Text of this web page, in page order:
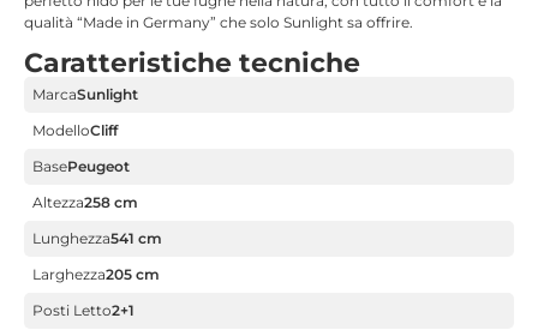
qualità “Made in Germany” che solo Sunlight sa offrire.
Caratteristiche tecniche
MarcaSunlight
ModelloCliff
BasePeugeot
Altezza258 cm
Lunghezza541 cm
Larghezza205 cm
Posti Letto2+1